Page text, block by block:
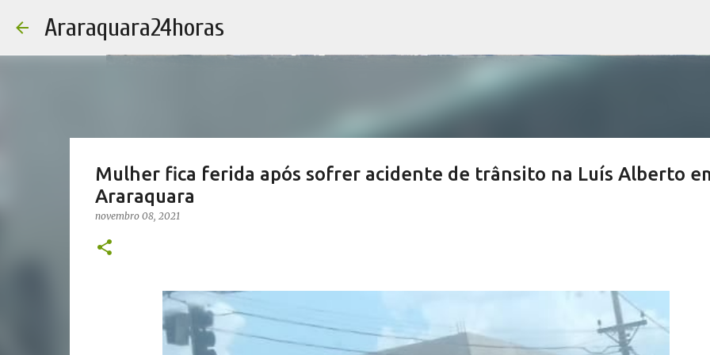
Araraquara24horas
Mulher fica ferida após sofrer acidente de trânsito na Luís Alberto
Araraquara
novembro 08, 2021